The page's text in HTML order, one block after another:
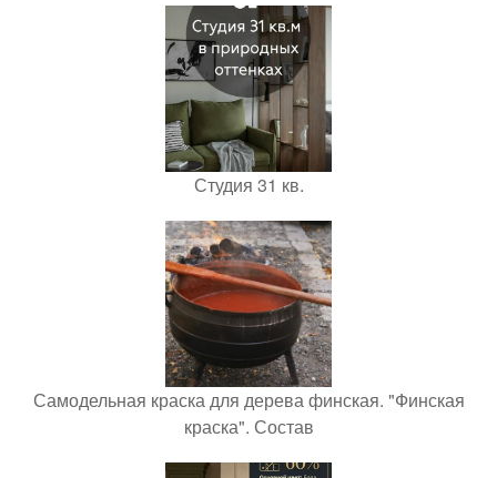
Студия 31 кв.
Самодельная краска для дерева финская. "Финская
краска". Состав